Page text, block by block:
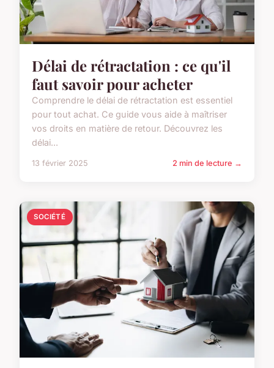
Délai de rétractation : ce qu'il
faut savoir pour acheter
Comprendre le délai de rétractation est essentiel
pour tout achat. Ce guide vous aide à maîtriser
vos droits en matière de retour. Découvrez les
délai...
13 février 2025 2 min de lecture →
SOCIÉTÉ